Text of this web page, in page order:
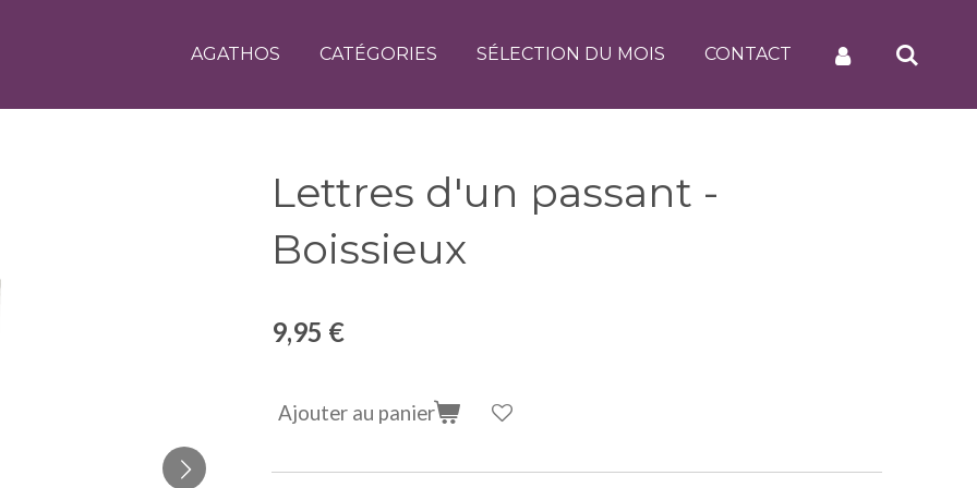
AGATHOS CATÉGORIES SÉLECTION DU MOIS CONTACT
Lettres d'un passant -
Boissieux
9,95 €
Ajouter au panier